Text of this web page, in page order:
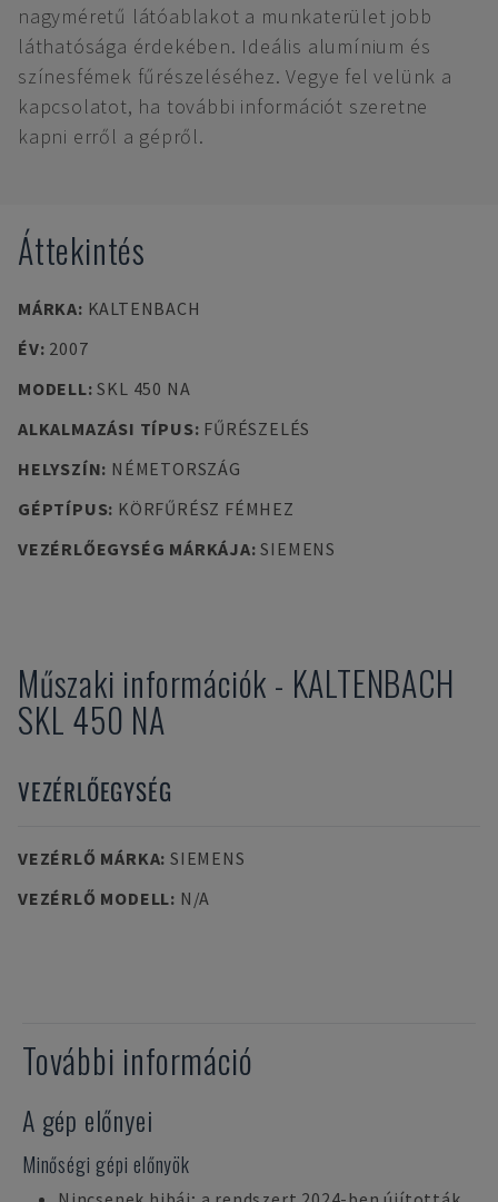
nagyméretű látóablakot a munkaterület jobb
láthatósága érdekében. Ideális alumínium és
színesfémek fűrészeléséhez. Vegye fel velünk a
kapcsolatot, ha további információt szeretne
kapni erről a gépről.
Áttekintés
MÁRKA: KALTENBACH
ÉV: 2007
MODELL:SKL 450 NA
ALKALMAZÁSI TÍPUS: FŰRÉSZELÉS
HELYSZÍN: NÉMETORSZÁG
GÉPTÍPUS: KÖRFŰRÉSZ FÉMHEZ
VEZÉRLŐEGYSÉG MÁRKÁJA:SIEMENS
Műszaki információk - KALTENBACH
SKL 450 NA
VEZÉRLŐEGYSÉG
VEZÉRLŐ MÁRKA: SIEMENS
VEZÉRLŐ MODELL: N/A
További információ
A gép előnyei
Minőségi gépi előnyök